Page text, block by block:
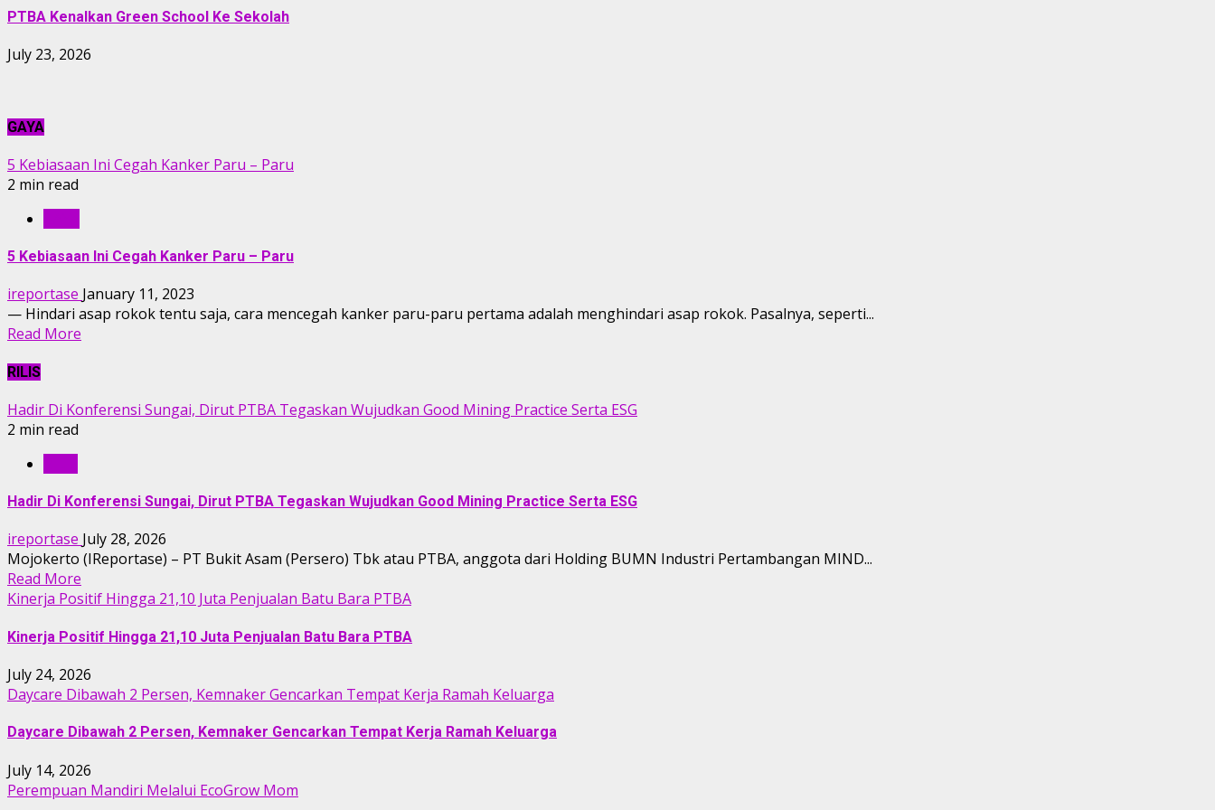
PTBA Kenalkan Green School Ke Sekolah
July 23, 2026
GAYA
5 Kebiasaan Ini Cegah Kanker Paru – Paru
2 min read
5 Kebiasaan Ini Cegah Kanker Paru – Paru
ireportase January 11, 2023
— Hindari asap rokok tentu saja, cara mencegah kanker paru-paru pertama adalah menghindari asap rokok. Pasalnya, seperti...
Read More
RILIS
Hadir Di Konferensi Sungai, Dirut PTBA Tegaskan Wujudkan Good Mining Practice Serta ESG
2 min read
Hadir Di Konferensi Sungai, Dirut PTBA Tegaskan Wujudkan Good Mining Practice Serta ESG
ireportase July 28, 2026
Mojokerto (IReportase) – PT Bukit Asam (Persero) Tbk atau PTBA, anggota dari Holding BUMN Industri Pertambangan MIND...
Read More
Kinerja Positif Hingga 21,10 Juta Penjualan Batu Bara PTBA
Kinerja Positif Hingga 21,10 Juta Penjualan Batu Bara PTBA
July 24, 2026
Daycare Dibawah 2 Persen, Kemnaker Gencarkan Tempat Kerja Ramah Keluarga
Daycare Dibawah 2 Persen, Kemnaker Gencarkan Tempat Kerja Ramah Keluarga
July 14, 2026
Perempuan Mandiri Melalui EcoGrow Mom